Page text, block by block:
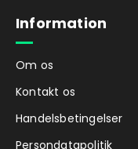
Information
Om os
Kontakt os
Handelsbetingelser
Persondatapolitik